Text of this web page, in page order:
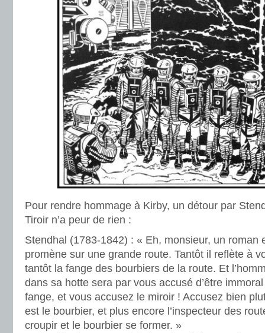
Pour rendre hommage à Kirby, un détour par
Tiroir n’a peur de rien :
Stendhal (1783-1842) : « Eh, monsieur, un roman
promène sur une grande route. Tantôt il reflète à
tantôt la fange des bourbiers de la route. Et
dans sa hotte sera par vous accusé d’être
fange, et vous accusez le miroir ! Accusez bien
est le bourbier, et plus encore l’inspecteur des
croupir et le bourbier se former. »